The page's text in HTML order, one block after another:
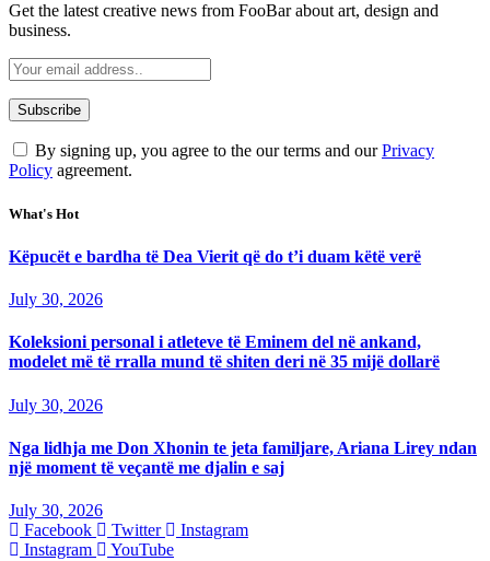
Get the latest creative news from FooBar about art, design and
business.
By signing up, you agree to the our terms and ourPrivacy
Policy agreement.
What's Hot
Këpucët e bardha të Dea Vierit që do t’i duam këtë verë
July 30, 2026
Koleksioni personal i atleteve të Eminem del në ankand,
modelet më të rralla mund të shiten deri në 35 mijë dollarë
July 30, 2026
Nga lidhja me Don Xhonin te jeta familjare, Ariana Lirey ndan
një moment të veçantë me djalin e saj
July 30, 2026
Facebook
Twitter
Instagram
Instagram
YouTube